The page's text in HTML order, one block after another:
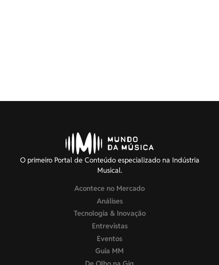
O primeiro Portal de Conteúdo especializado na Indústria
Musical.
Acontece no Mercado
Análises
Tecnologia & Inovação
Entrevistas
Eventos
Guia MM